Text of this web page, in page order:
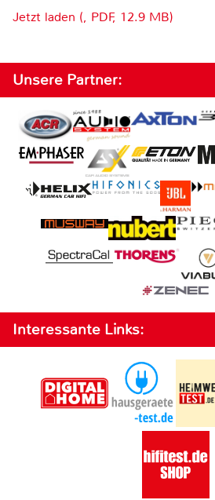
Jetzt laden (, PDF, 12.9 MB)
Unsere Partner:
Interessante Links: